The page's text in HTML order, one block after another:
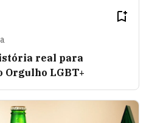
real para
Orgulho LGBT+